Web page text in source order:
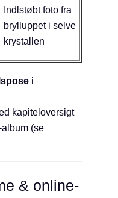
Indlstøbt foto fra
brylluppet i selve
krystallen
i
kapiteloversigt
(se
& online-